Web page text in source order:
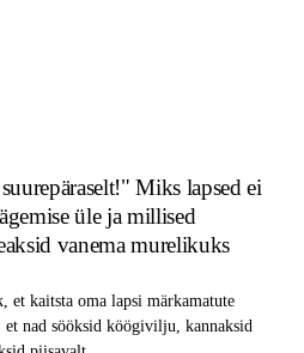
Miks lapsed ei
üle ja millised
vanema murelikuks
et kaitsta oma lapsi märkamatute
nad sööksid köögivilju, kannaksid